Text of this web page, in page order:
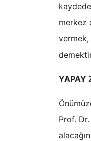
merkez
YAPAY
Prof.